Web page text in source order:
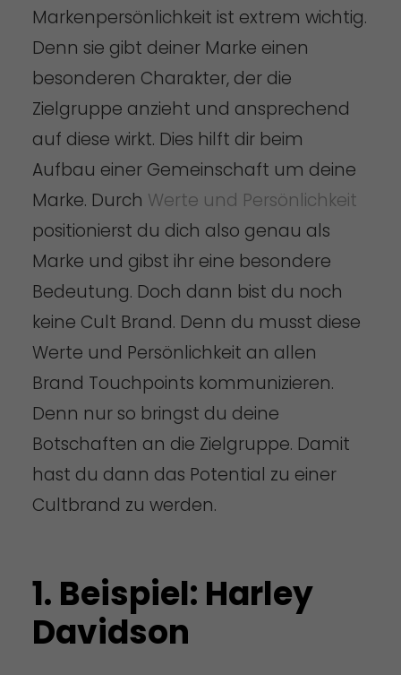
Markenpersönlichkeit ist extrem wichtig.
Denn sie gibt deiner Marke einen
besonderen Charakter, der die
Zielgruppe anzieht und ansprechend
auf diese wirkt. Dies hilft dir beim
Aufbau einer Gemeinschaft um deine
Marke. Durch Werte und Persönlichkeit
positionierst du dich also genau als
Marke und gibst ihr eine besondere
Bedeutung. Doch dann bist du noch
keine Cult Brand. Denn du musst diese
Werte und Persönlichkeit an allen
Brand Touchpoints kommunizieren.
Denn nur so bringst du deine
Botschaften an die Zielgruppe. Damit
hast du dann das Potential zu einer
Cultbrand zu werden.
1. Beispiel: Harley
Davidson